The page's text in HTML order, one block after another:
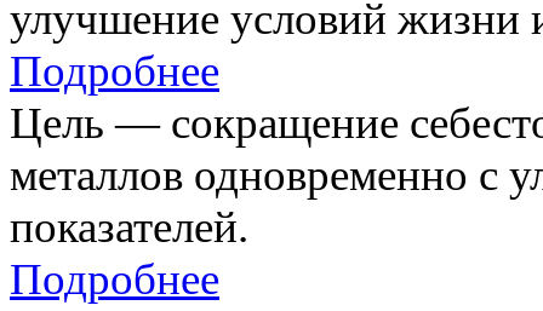
улучшение условий жизни
Подробнее
Цель — сокращение
металлов одновременно с
показателей.
Подробнее